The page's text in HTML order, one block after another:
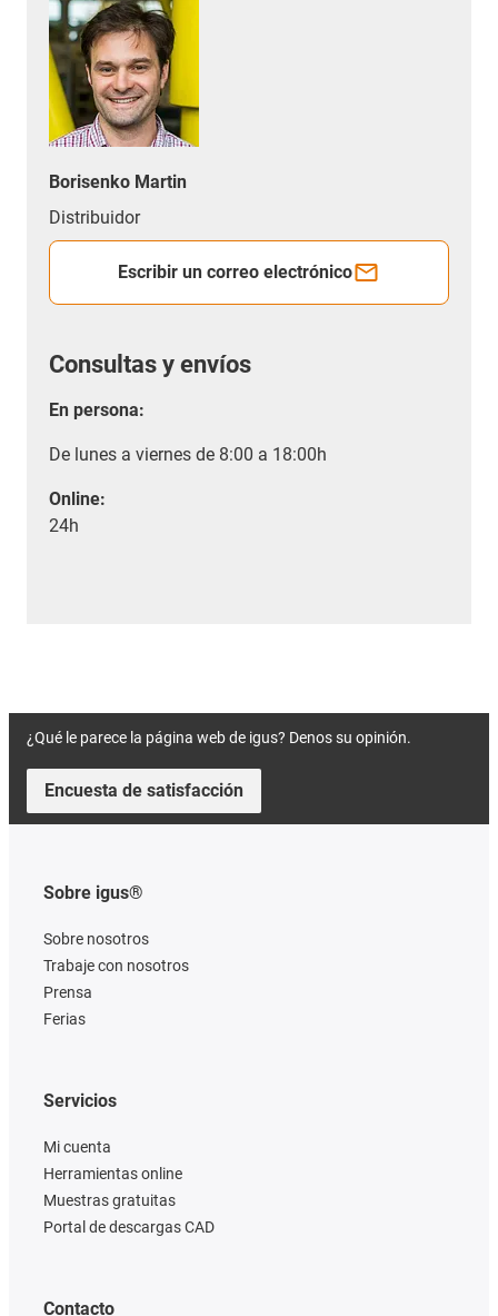
Borisenko Martin
Distribuidor
Escribir un correo electrónico
Consultas y envíos
En persona:
De lunes a viernes de 8:00 a 18:00h
Online:
24h
¿Qué le parece la página web de igus? Denos su opinión.
Encuesta de satisfacción
Sobre igus®
Sobre nosotros
Trabaje con nosotros
Prensa
Ferias
Servicios
Mi cuenta
Herramientas online
Muestras gratuitas
Portal de descargas CAD
Contacto